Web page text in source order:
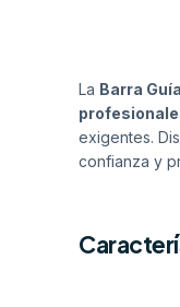
La Barra
exigentes.
confianza y